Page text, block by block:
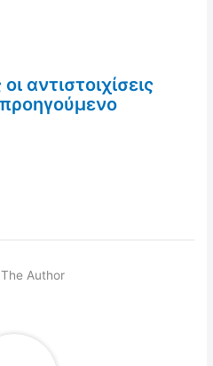
αντιστοιχίσεις
Author